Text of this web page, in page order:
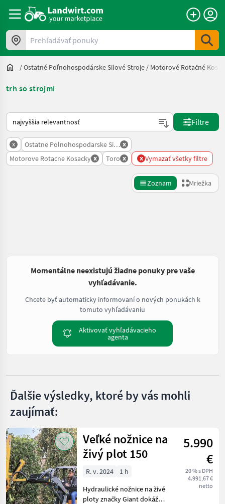
Prehľadávať ponuky
/Ostatné Poľnohospodárske Silové Stroje / Motorové Rotačné
trh so strojmi
Takto sa vykonáva triedenie na Landwirt.com
Filtre
x Ostatne Polnohospodarske Silove Stroje
x
Motorove Rotacne Kosacky x Toro x x Vymazať všetky filtre
Zoznam Mriežka
Momentálne neexistujú žiadne ponuky pre vaše
vyhľadávanie.
Chcete byť automaticky informovaní o nových ponukách k
tomuto vyhľadávaniu
Aktivovať vyhľadávacieho
agenta
Ďalšie výsledky, ktoré by vás mohli
zaujímať:
Veľké nožnice na
živý plot 150
5.990
€
20 % s DPH
4.991,67 €
netto
R. v. 2024
1 h
Hydraulické nožnice na živé
ploty značky Giant dokážu